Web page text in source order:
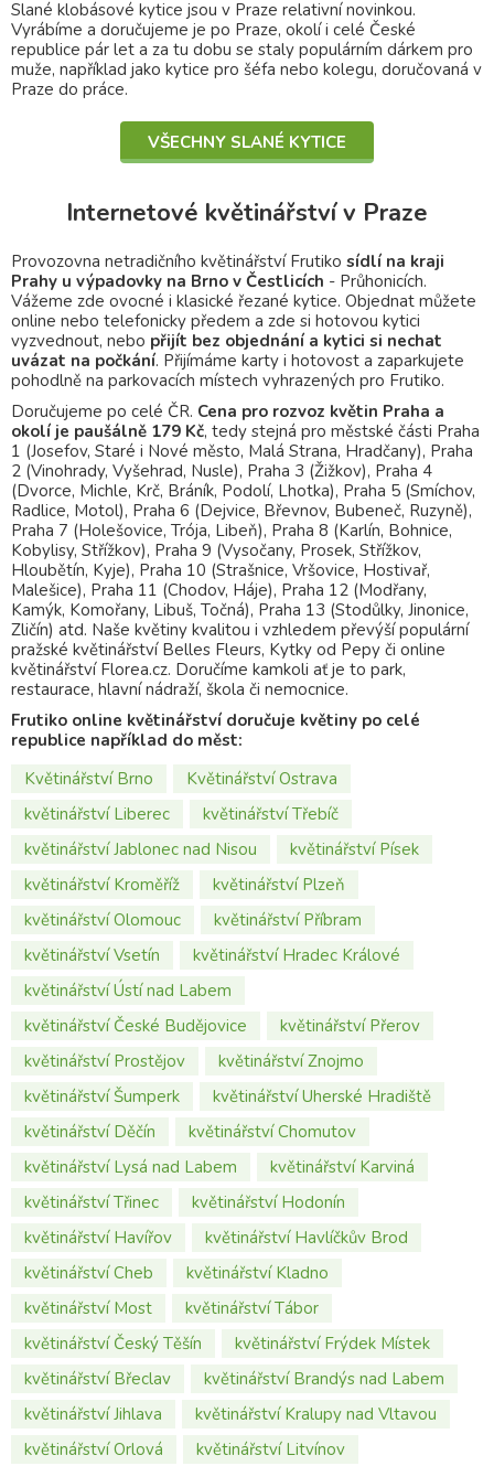
Slané klobásové kytice jsou v Praze relativní novinkou.
Vyrábíme a doručujeme je po Praze, okolí i celé České
republice pár let a za tu dobu se staly populárním dárkem pro
muže, například jako kytice pro šéfa nebo kolegu, doručovaná v
Praze do práce.
VŠECHNY SLANÉ KYTICE
Internetové květinářství v Praze
Provozovna netradičního květinářství Frutiko sídlí na kraji
Prahy u výpadovky na Brno v Čestlicích - Průhonicích.
Vážeme zde ovocné i klasické řezané kytice. Objednat můžete
online nebo telefonicky předem a zde si hotovou kytici
vyzvednout, nebo přijít bez objednání a kytici si nechat
uvázat na počkání. Přijímáme karty i hotovost a zaparkujete
pohodlně na parkovacích místech vyhrazených pro Frutiko.
Doručujeme po celé ČR. Cena pro rozvoz květin Praha a
okolí je paušálně 179 Kč, tedy stejná pro městské části Praha
1 (Josefov, Staré i Nové město, Malá Strana, Hradčany), Praha
2 (Vinohrady, Vyšehrad, Nusle), Praha 3 (Žižkov), Praha 4
(Dvorce, Michle, Krč, Bráník, Podolí, Lhotka), Praha 5 (Smíchov,
Radlice, Motol), Praha 6 (Dejvice, Břevnov, Bubeneč, Ruzyně),
Praha 7 (Holešovice, Trója, Libeň), Praha 8 (Karlín, Bohnice,
Kobylisy, Střížkov), Praha 9 (Vysočany, Prosek, Střížkov,
Hloubětín, Kyje), Praha 10 (Strašnice, Vršovice, Hostivař,
Malešice), Praha 11 (Chodov, Háje), Praha 12 (Modřany,
Kamýk, Komořany, Libuš, Točná), Praha 13 (Stodůlky, Jinonice,
Zličín) atd. Naše květiny kvalitou i vzhledem převýší populární
pražské květinářství Belles Fleurs, Kytky od Pepy či online
květinářství Florea.cz. Doručíme kamkoli ať je to park,
restaurace, hlavní nádraží, škola či nemocnice.
Frutiko online květinářství doručuje květiny po celé
republice například do měst:
Květinářství Brno
Květinářství Ostrava
květinářství Liberec
květinářství Třebíč
květinářství Jablonec nad Nisou
květinářství Písek
květinářství Kroměříž
květinářství Plzeň
květinářství Olomouc
květinářství Příbram
květinářství Vsetín
květinářství Hradec Králové
květinářství Ústí nad Labem
květinářství České Budějovice
květinářství Přerov
květinářství Prostějov
květinářství Znojmo
květinářství Šumperk
květinářství Uherské Hradiště
květinářství Děčín
květinářství Chomutov
květinářství Lysá nad Labem
květinářství Karviná
květinářství Třinec
květinářství Hodonín
květinářství Havířov
květinářství Havlíčkův Brod
květinářství Cheb
květinářství Kladno
květinářství Most
květinářství Tábor
květinářství Český Těšín
květinářství Frýdek Místek
květinářství Břeclav
květinářství Brandýs nad Labem
květinářství Jihlava
květinářství Kralupy nad Vltavou
květinářství Orlová
květinářství Litvínov